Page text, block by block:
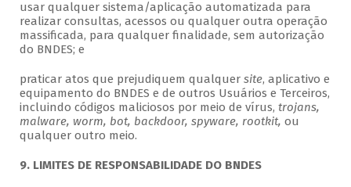
usar qualquer sistema/aplicação automatizada para
realizar consultas, acessos ou qualquer outra operação
massificada, para qualquer finalidade, sem autorização
do BNDES; e
praticar atos que prejudiquem qualquer site, aplicativo e
equipamento do BNDES e de outros Usuários e Terceiros,
incluindo códigos maliciosos por meio de vírus, trojans,
malware, worm, bot, backdoor, spyware, rootkit, ou
qualquer outro meio.
9. LIMITES DE RESPONSABILIDADE DO BNDES